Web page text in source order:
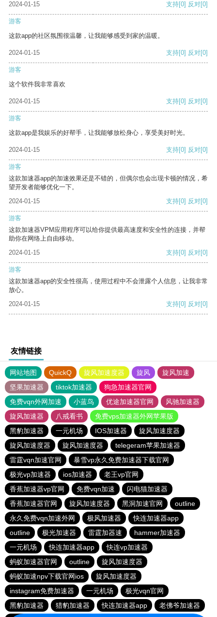
2024-01-15
支持[0] 反对[0]
游客
这款app的社区氛围很温馨，让我能够感受到家的温暖。
2024-01-15 支持[0] 反对[0]
游客
这个软件我非常喜欢
2024-01-15 支持[0] 反对[0]
游客
这款app是我娱乐的好帮手，让我能够放松身心，享受美好时光。
2024-01-15 支持[0] 反对[0]
游客
这款加速器app的加速效果还是不错的，但偶尔也会出现卡顿的情况，希
望开发者能够优化一下。
2024-01-15
支持[0] 反对[0]
游客
这款加速器VPM应用程序可以给你提供最高速度和安全性的连接，并帮
助你在网络上自由移动。
2024-01-15
支持[0] 反对[0]
游客
这款加速器app的安全性很高，使用过程中不会泄露个人信息，让我非常
放心。
2024-01-15
支持[0] 反对[0]
友情链接
网站地图 QuickQ 旋风加速度器 旋风
旋风加速
坚果加速器
tiktok加速器
狗急加速器官网
免费vqn外网加速
小蓝鸟 优途加速器官网
风驰加速器
旋风加速器
八戒看书
免费vps加速器外网苹果版
黑豹加速器
一元机场 IOS加速器
旋风加速度器
旋风加速度器
旋风加速度器
telegeram苹果加速器
雷霆vqn加速官网
暴雪vp永久免费加速器下载官网
极光vp加速器
ios加速器
老王vp官网
香蕉加速器vp官网
免费vqn加速
闪电猫加速器
香蕉加速器官网
旋风加速度器 黑洞加速官网
outline
永久免费vqn加速外网
极风加速器
快连加速器app
outline
极光加速器 雷霆加器速
hammer加速器
一元机场
快连加速器app
快连vp加速器
蚂蚁加速器官网
outline
旋风加速度器
蚂蚁加速npv下载官网ios
旋风加速度器
instagram免费加速器
一元机场
极光vqn官网
黑豹加速器
猎豹加速器 快连加速器app
老佛爷加速器